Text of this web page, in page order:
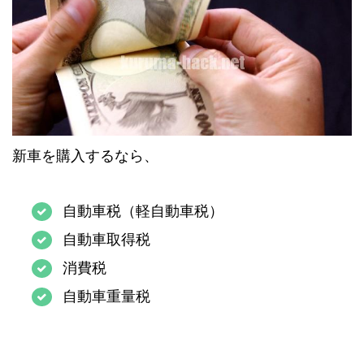
新車を購入するなら、
自動車税（軽自動車税）
自動車取得税
消費税
自動車重量税